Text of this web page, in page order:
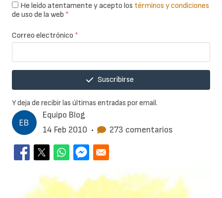
Equipo Blog
14 Feb 2010 • 273 comentarios
He leído atentamente y acepto los términos y condiciones
de uso de la web *
Correo electrónico *
Suscribirse
Y deja de recibir las últimas entradas por email.